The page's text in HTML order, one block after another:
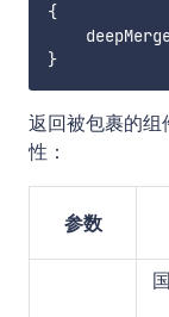
{
返回被包裹的组
性：
参数